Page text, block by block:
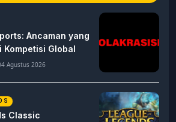
Ancaman yang
Kompetisi Global
Agustus 2026
Classic